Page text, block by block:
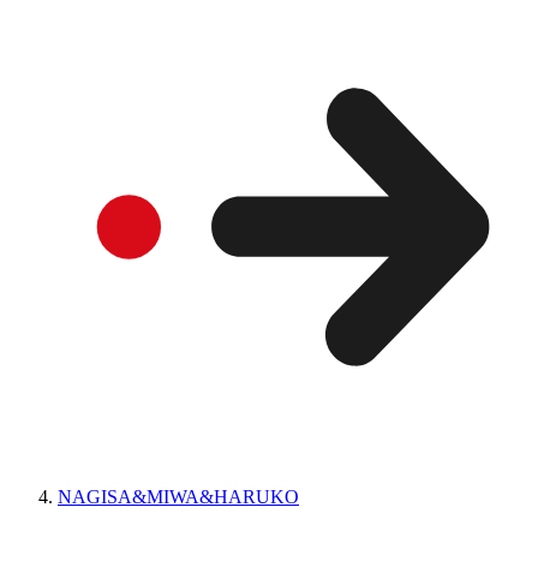
NAGISA&MIWA&HARUKO